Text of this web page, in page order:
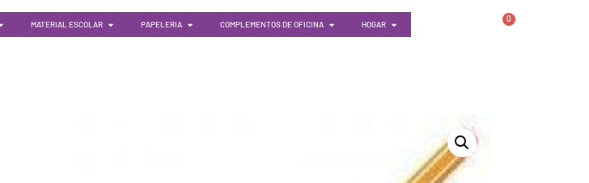
MATERIAL ESCOLAR PAPELERIA COMPLEMENTOS DE OFICINA HOGAR
0